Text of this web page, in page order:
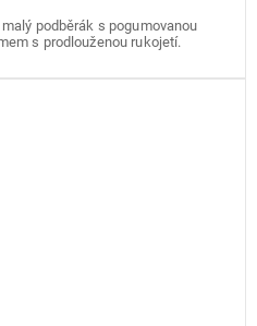
podběrák s pogumovanou
s prodlouženou rukojetí.